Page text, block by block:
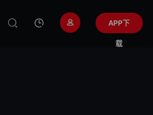
APP下
载